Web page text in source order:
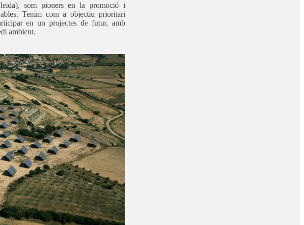
som pioners en la promoció i
Tenim com a objectiu prioritari
en un projectes de futur, amb
ambient.